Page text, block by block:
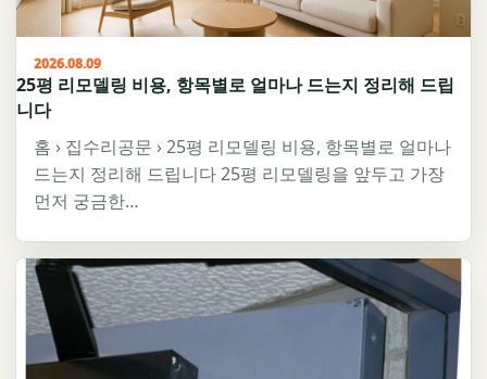
2026.08.09
25평 리모델링 비용, 항목별로 얼마나 드는지 정리해 드립
니다
홈 › 집수리공문 › 25평 리모델링 비용, 항목별로 얼마나
드는지 정리해 드립니다 25평 리모델링을 앞두고 가장
먼저 궁금한…